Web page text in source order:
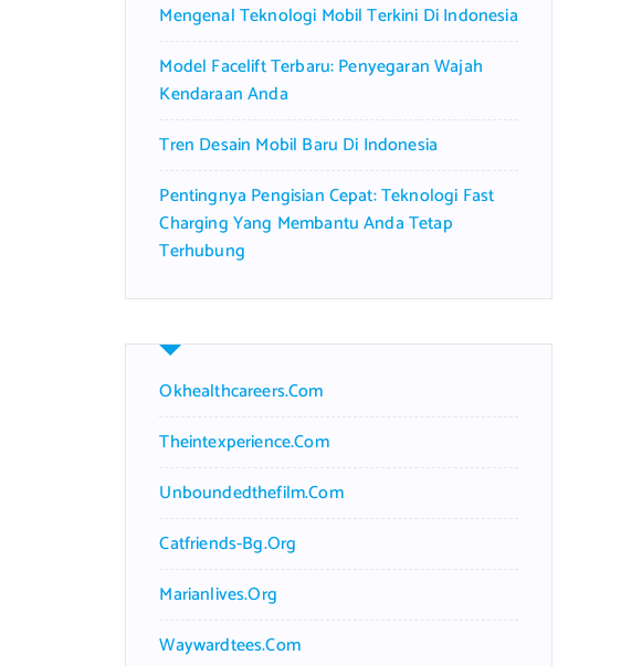
Mengenal Teknologi Mobil Terkini Di Indonesia
Model Facelift Terbaru: Penyegaran Wajah
Kendaraan Anda
Tren Desain Mobil Baru Di Indonesia
Pentingnya Pengisian Cepat: Teknologi Fast
Charging Yang Membantu Anda Tetap
Terhubung
Okhealthcareers.com
Theintexperience.com
Unboundedthefilm.com
Catfriends-Bg.org
Marianlives.org
Waywardtees.com